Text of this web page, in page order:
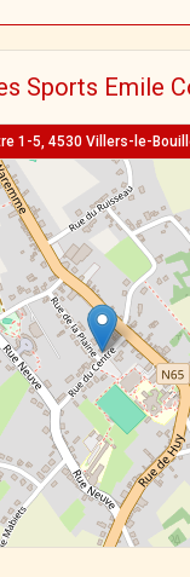
Sports Emile
1-5, 4530 Villers-le-